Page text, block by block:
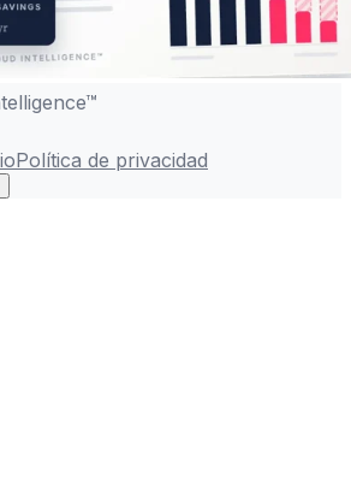
Política de privacidad